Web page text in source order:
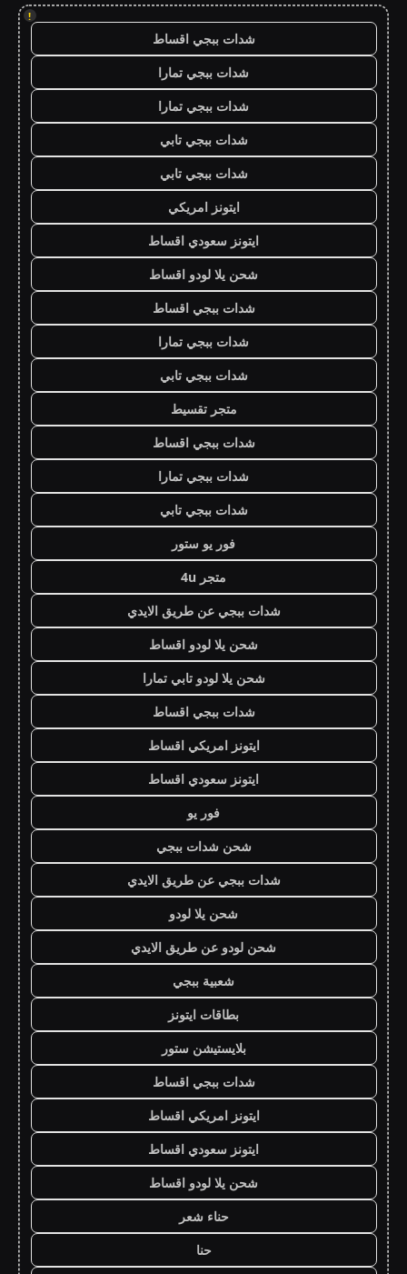
!
شدات ببجي اقساط
شدات ببجي تمارا
شدات ببجي تمارا
شدات ببجي تابي
شدات ببجي تابي
ايتونز امريكي
ايتونز سعودي اقساط
شحن يلا لودو اقساط
شدات ببجي اقساط
شدات ببجي تمارا
شدات ببجي تابي
متجر تقسيط
شدات ببجي اقساط
شدات ببجي تمارا
شدات ببجي تابي
فور يو ستور
متجر 4u
شدات ببجي عن طريق الايدي
شحن يلا لودو اقساط
شحن يلا لودو تابي تمارا
شدات ببجي اقساط
ايتونز امريكي اقساط
ايتونز سعودي اقساط
فور يو
شحن شدات ببجي
شدات ببجي عن طريق الايدي
شحن يلا لودو
شحن لودو عن طريق الايدي
شعبية ببجي
بطاقات ايتونز
بلايستيشن ستور
شدات ببجي اقساط
ايتونز امريكي اقساط
ايتونز سعودي اقساط
شحن يلا لودو اقساط
حناء شعر
حنا